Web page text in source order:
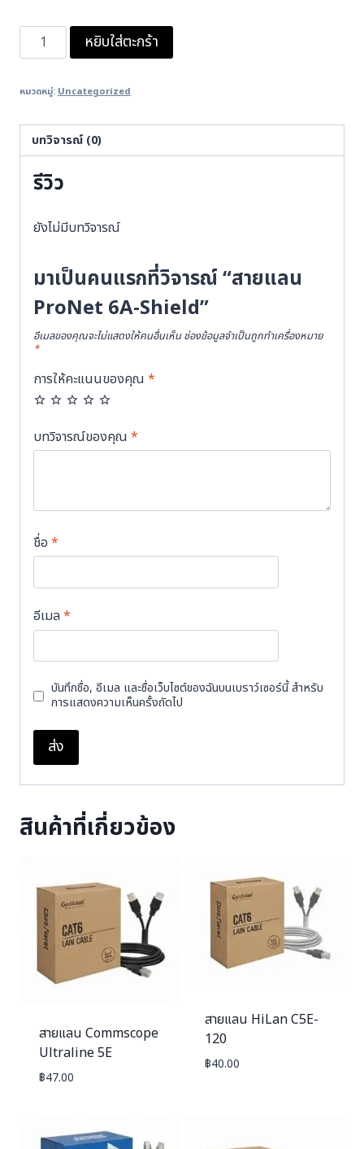
จำนวน
สาย
ProNet
Shield
ชิ้น
หยิบใส่ตะกร้า
หมวดหมู่: Uncategorized
บทวิจารณ์ (0)
รีวิว
ยังไม่มีบทวิจารณ์
มาเป็นคนแรกที่วิจารณ์ “สายแลน
ProNet 6A-Shield”
อีเมลของคุณจะไม่แสดงให้คนอื่นเห็น ช่องข้อมูลจำเป็นถูกทำเครื่องหมาย
*
การให้คะแนนของคุณ *
บทวิจารณ์ของคุณ *
ชื่อ *
อีเมล *
บันทึกชื่อ, อีเมล และชื่อเว็บไซต์ของฉันบนเบราว์เซอร์นี้ สำหรับ
การแสดงความเห็นครั้งถัดไป
สินค้าที่เกี่ยวข้อง
สายแลน Commscope
Ultraline 5E
฿47.00
สายแลน HiLan C5E-
120
฿40.00